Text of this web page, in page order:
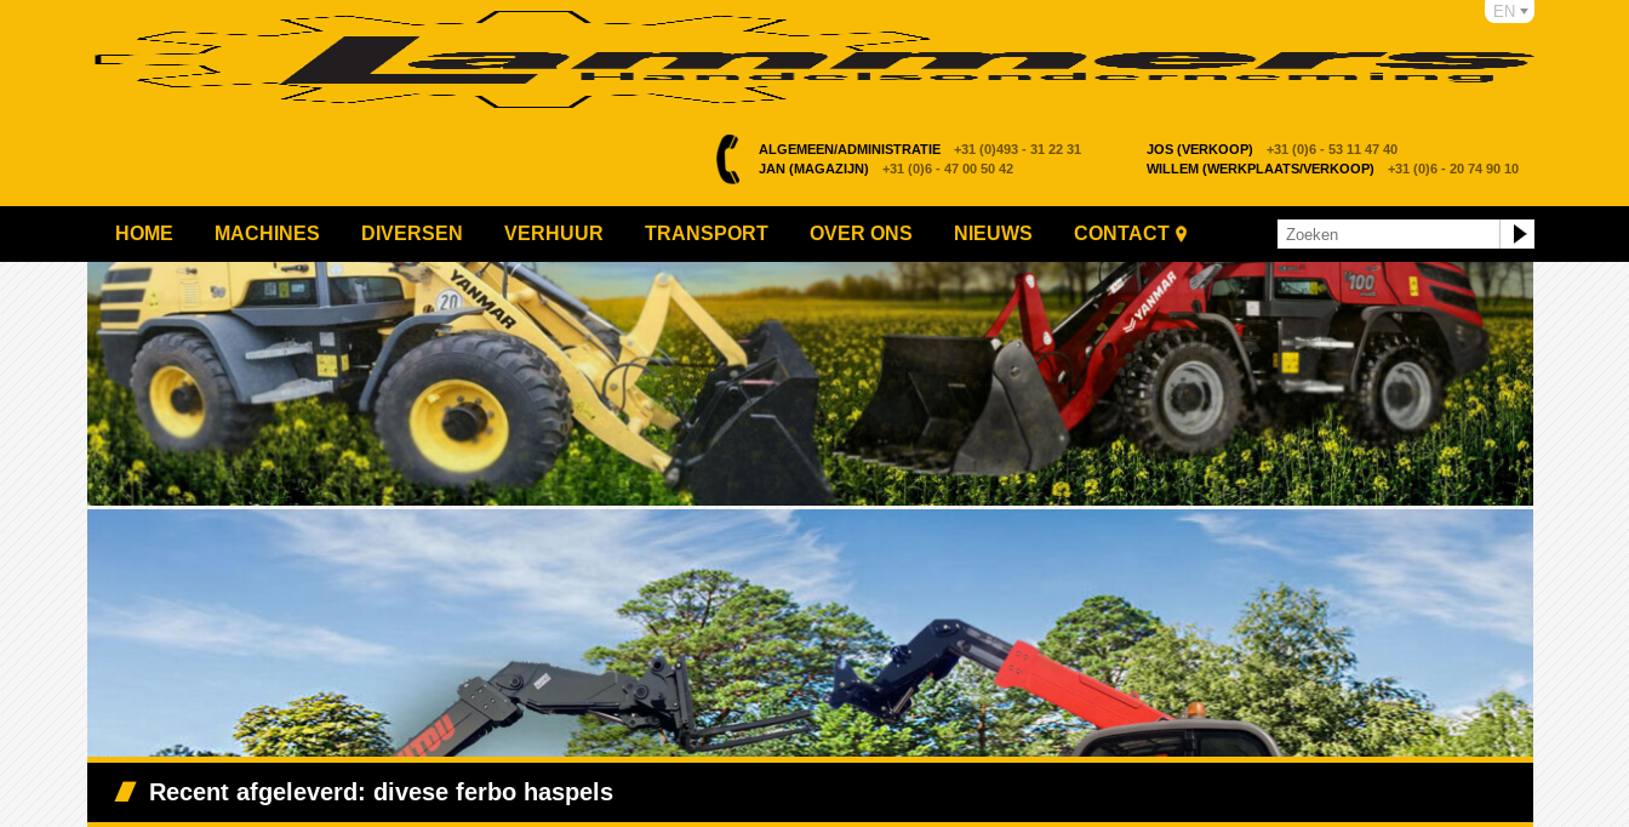
ALGEMEEN/ADMINISTRATIE +31 (0)493 - 31 22 31 JOS (VERKOOP)
+31 (0)6 - 53 11 47 40
JAN (MAGAZIJN)
+31 (0)6 - 47 00 50 42 WILLEM (WERKPLAATS/VERKOOP) +31 (0)6 - 20 74 90 10
EN
HOME MACHINES DIVERSEN VERHUUR TRANSPORT OVER ONS NIEUWS CONTACT
Recent afgeleverd: divese ferbo haspels